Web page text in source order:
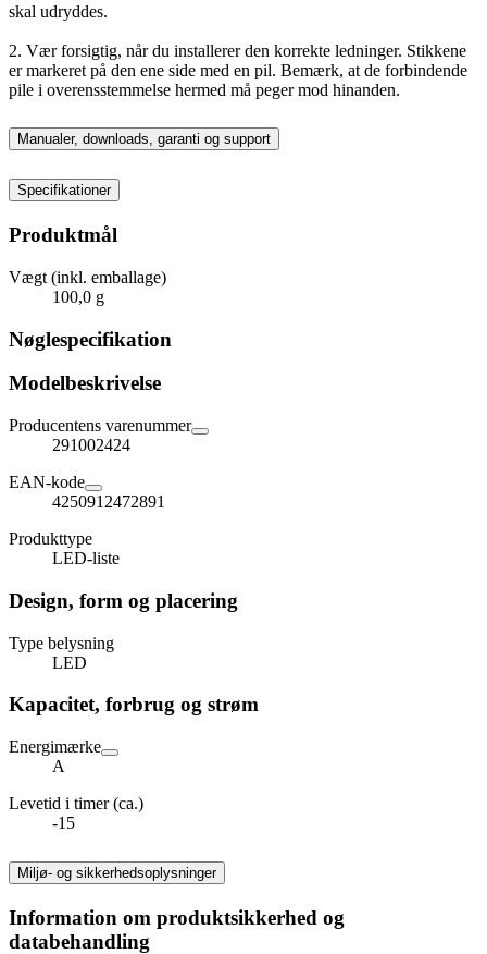
skal udryddes.
2. Vær forsigtig, når du installerer den korrekte ledninger. Stikkene
er markeret på den ene side med en pil. Bemærk, at de forbindende
pile i overensstemmelse hermed må peger mod hinanden.
Manualer, downloads, garanti og support
Specifikationer
Produktmål
Vægt (inkl. emballage)
100,0 g
Nøglespecifikation
Modelbeskrivelse
Producentens varenummer
291002424
EAN-kode
4250912472891
Produkttype
LED-liste
Design, form og placering
Type belysning
LED
Kapacitet, forbrug og strøm
Energimærke
A
Levetid i timer (ca.)
-15
Miljø- og sikkerhedsoplysninger
Information om produktsikkerhed og
databehandling